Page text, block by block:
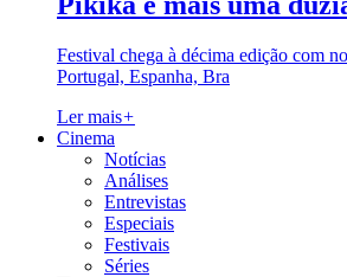
Festival chega à décima edição com
Portugal, Espanha, Bra
Ler mais+
Cinema
Notícias
Análises
Entrevistas
Especiais
Festivais
Séries